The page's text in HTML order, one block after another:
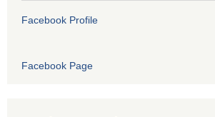
Facebook Profile
Facebook Page